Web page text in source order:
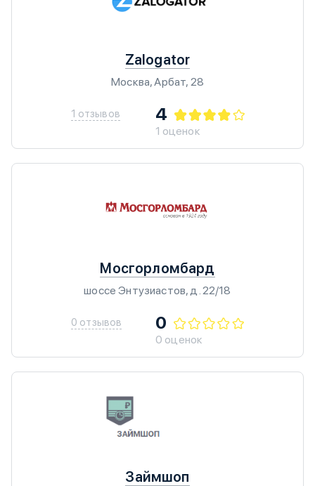
Zalogator
Москва, Арбат, 28
1 отзывов 4
1 оценок
Мосгорломбард
шоссе Энтузиастов, д. 22/18
0 отзывов 0
0 оценок
Займшоп